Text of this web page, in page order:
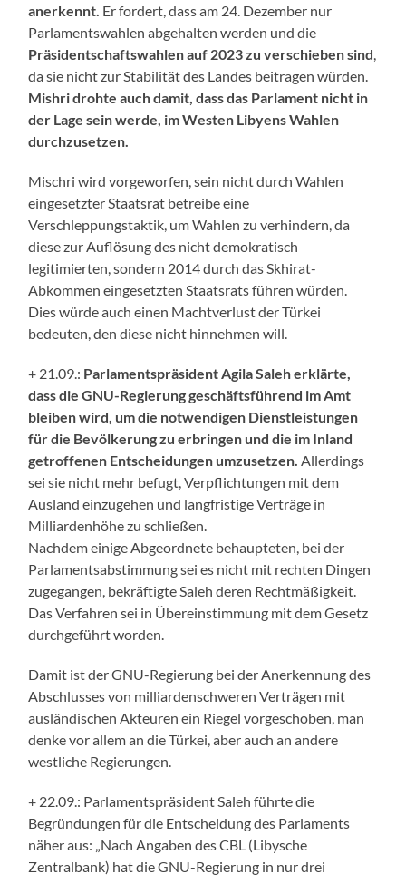
anerkennt. Er fordert, dass am 24. Dezember nur
Parlamentswahlen abgehalten werden und die
Präsidentschaftswahlen auf 2023 zu verschieben sind
da sie nicht zur Stabilität des Landes beitragen würden.
Mishri drohte auch damit, dass das Parlament nicht in
der Lage sein werde, im Westen Libyens Wahlen
durchzusetzen.
Mischri wird vorgeworfen, sein nicht durch Wahlen
eingesetzter Staatsrat betreibe eine
Verschleppungstaktik, um Wahlen zu verhindern, da
diese zur Auflösung des nicht demokratisch
legitimierten, sondern 2014 durch das Skhirat-
Abkommen eingesetzten Staatsrats führen würden.
Dies würde auch einen Machtverlust der Türkei
bedeuten, den diese nicht hinnehmen will.
+ 21.09.: Parlamentspräsident Agila Saleh erklärte,
dass die GNU-Regierung geschäftsführend im Amt
bleiben wird, um die notwendigen Dienstleistungen
für die Bevölkerung zu erbringen und die im Inland
getroffenen Entscheidungen umzusetzen. Allerdings
sei sie nicht mehr befugt, Verpflichtungen mit dem
Ausland einzugehen und langfristige Verträge in
Milliardenhöhe zu schließen.
Nachdem einige Abgeordnete behaupteten, bei der
Parlamentsabstimmung sei es nicht mit rechten Dingen
zugegangen, bekräftigte Saleh deren Rechtmäßigkeit.
Das Verfahren sei in Übereinstimmung mit dem Gesetz
durchgeführt worden.
Damit ist der GNU-Regierung bei der Anerkennung des
Abschlusses von milliardenschweren Verträgen mit
ausländischen Akteuren ein Riegel vorgeschoben, man
denke vor allem an die Türkei, aber auch an andere
westliche Regierungen.
+ 22.09.: Parlamentspräsident Saleh führte die
Begründungen für die Entscheidung des Parlaments
näher aus: „Nach Angaben des CBL (Libysche
Zentralbank) hat die GNU-Regierung in nur drei